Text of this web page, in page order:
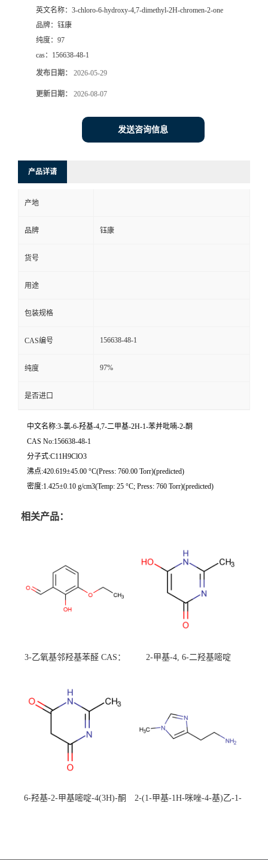
英文名称： 3-chloro-6-hydroxy-4,7-dimethyl-2H-chromen-2-one
品牌： 钰康
纯度： 97
cas： 156638-48-1
发布日期： 2026-05-29
更新日期： 2026-08-07
发送咨询信息
产品详请
产地
品牌 钰康
货号
用途
包装规格
CAS编号 156638-48-1
纯度 97%
是否进口
中文名称:3-氯-6-羟基-4,7-二甲基-2H-1-苯并吡喃-2-酮
CAS No:156638-48-1
分子式:C11H9ClO3
沸点:420.619±45.00 °C(Press: 760.00 Torr)(predicted)
密度:1.425±0.10 g/cm3(Temp: 25 °C; Press: 760 Torr)(predicted)
相关产品：
3-乙氧基邻羟基苯醛 CAS：
校可先用后付
2-甲基-4, 6-二羟基嘧啶
6-羟基-2-甲基嘧啶-4(3H)-酮
2-(1-甲基-1H-咪唑-4-基)乙-1-